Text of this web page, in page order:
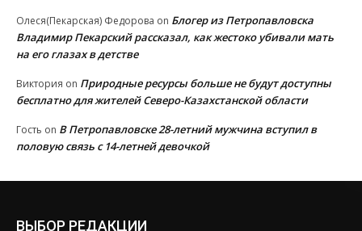
Олеся(Пекарская) Федорова on Блогер из Петропавловска
Владимир Пекарский рассказал, как жестоко убивали мать
на его глазах в детстве
Виктория on Природные ресурсы больше не будут доступны
бесплатно для жителей Северо-Казахстанской области
Гость on В Петропавловске 28-летний мужчина вступил в
половую связь с 14-летней девочкой
ВЫБОР РЕДАКЦИИ